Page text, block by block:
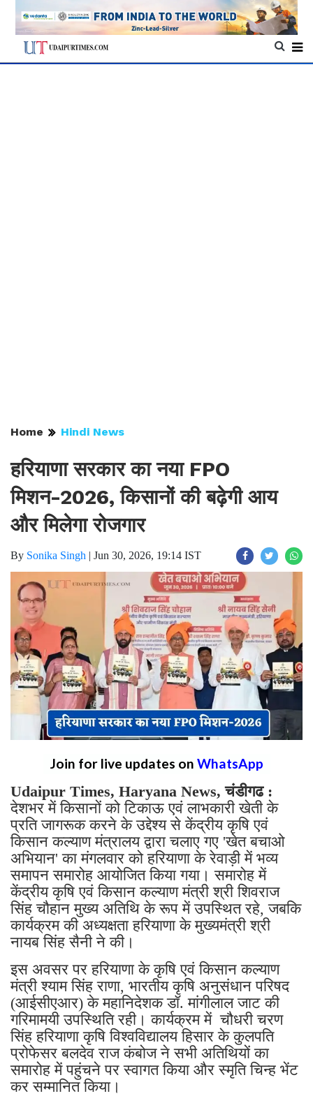
Home Hindi News
हरियाणा सरकार का नया FPO
मिशन-2026, किसानों की बढ़ेगी आय
और मिलेगा रोजगार
By Sonika Singh | Jun 30, 2026, 19:14 IST
Join for live updates on WhatsApp
Udaipur Times, Haryana News, चंडीगढ :
देशभर में किसानों को टिकाऊ एवं लाभकारी खेती के
प्रति जागरूक करने के उद्देश्य से केंद्रीय कृषि एवं
किसान कल्याण मंत्रालय द्वारा चलाए गए 'खेत बचाओ
अभियान' का मंगलवार को हरियाणा के रेवाड़ी में भव्य
समापन समारोह आयोजित किया गया। समारोह में
केंद्रीय कृषि एवं किसान कल्याण मंत्री श्री शिवराज
सिंह चौहान मुख्य अतिथि के रूप में उपस्थित रहे, जबकि
कार्यक्रम की अध्यक्षता हरियाणा के मुख्यमंत्री श्री
नायब सिंह सैनी ने की।
इस अवसर पर हरियाणा के कृषि एवं किसान कल्याण
मंत्री श्याम सिंह राणा, भारतीय कृषि अनुसंधान परिषद
(आईसीएआर) के महानिदेशक डॉ. मांगीलाल जाट की
गरिमामयी उपस्थिति रही। कार्यक्रम में चौधरी चरण
सिंह हरियाणा कृषि विश्वविद्यालय हिसार के कुलपति
प्रोफेसर बलदेव राज कंबोज ने सभी अतिथियों का
समारोह में पहुंचने पर स्वागत किया और स्मृति चिन्ह भेंट
कर सम्मानित किया।